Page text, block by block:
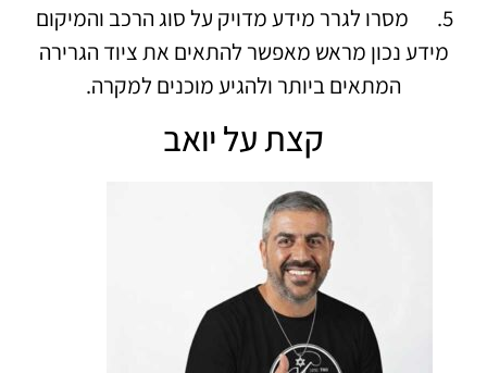
מסרו לגרר מידע מדויק על סוג הרכב והמיקום
מידע נכון מראש מאפשר להתאים את ציוד הגרירה
המתאים ביותר ולהגיע מוכנים למקרה.
קצת על יואב